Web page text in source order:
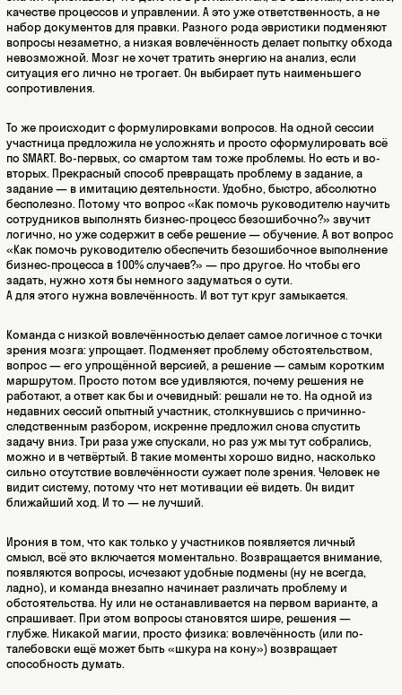
качестве процессов и управлении. А это уже ответственность, а не
набор документов для правки. Разного рода эвристики подменяют
вопросы незаметно, а низкая вовлечённость делает попытку обхода
невозможной. Мозг не хочет тратить энергию на анализ, если
ситуация его лично не трогает. Он выбирает путь наименьшего
сопротивления.
То же происходит с формулировками вопросов. На одной сессии
участница предложила не усложнять и просто сформулировать всё
по SMART. Во-первых, со смартом там тоже проблемы. Но есть и во-
вторых. Прекрасный способ превращать проблему в задание, а
задание — в имитацию деятельности. Удобно, быстро, абсолютно
бесполезно. Потому что вопрос «Как помочь руководителю научить
сотрудников выполнять бизнес-процесс безошибочно?» звучит
логично, но уже содержит в себе решение — обучение. А вот вопрос
«Как помочь руководителю обеспечить безошибочное выполнение
бизнес-процесса в 100% случаев?» — про другое. Но чтобы его
задать, нужно хотя бы немного задуматься о сути.
А для этого нужна вовлечённость. И вот тут круг замыкается.
Команда с низкой вовлечённостью делает самое логичное с точки
зрения мозга: упрощает. Подменяет проблему обстоятельством,
вопрос — его упрощённой версией, а решение — самым коротким
маршрутом. Просто потом все удивляются, почему решения не
работают, а ответ как бы и очевидный: решали не то. На одной из
недавних сессий опытный участник, столкнувшись с причинно-
следственным разбором, искренне предложил снова спустить
задачу вниз. Три раза уже спускали, но раз уж мы тут собрались,
можно и в четвёртый. В такие моменты хорошо видно, насколько
сильно отсутствие вовлечённости сужает поле зрения. Человек не
видит систему, потому что нет мотивации её видеть. Он видит
ближайший ход. И то — не лучший.
Ирония в том, что как только у участников появляется личный
смысл, всё это включается моментально. Возвращается внимание,
появляются вопросы, исчезают удобные подмены (ну не всегда,
ладно), и команда внезапно начинает различать проблему и
обстоятельства. Ну или не останавливается на первом варианте, а
спрашивает. При этом вопросы становятся шире, решения —
глубже. Никакой магии, просто физика: вовлечённость (или по-
талебовски ещё может быть «шкура на кону») возвращает
способность думать.